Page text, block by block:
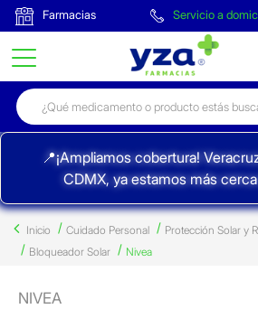
Farmacias Servicio a
📍¡Ampliamos cobertura!
CDMX, ya estamos más cerca
Inicio Cuidado Personal
Protección Solar y
Bloqueador Solar
Nivea
NIVEA